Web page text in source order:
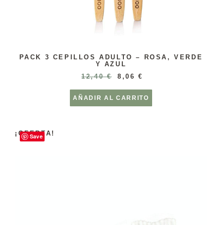
PACK 3 CEPILLOS ADULTO – ROSA, VERDE
Y AZUL
12,40€ 8,06€
AÑADIR AL CARRITO
Save
¡OFERTA!